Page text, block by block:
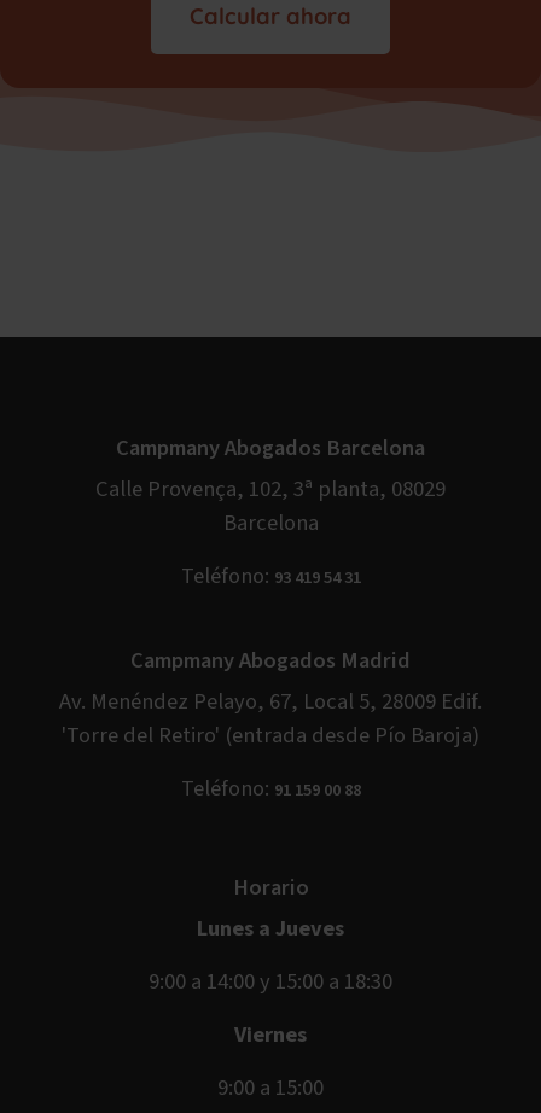
Calcular ahora
Campmany Abogados Barcelona
Calle Provença, 102, 3ª planta, 08029
Barcelona
Teléfono: 93 419 54 31
Campmany Abogados Madrid
Av. Menéndez Pelayo, 67, Local 5, 28009 Edif.
'Torre del Retiro' (entrada desde Pío Baroja)
Teléfono: 91 159 00 88
Horario
Lunes a Jueves
9:00 a 14:00 y 15:00 a 18:30
Viernes
9:00 a 15:00